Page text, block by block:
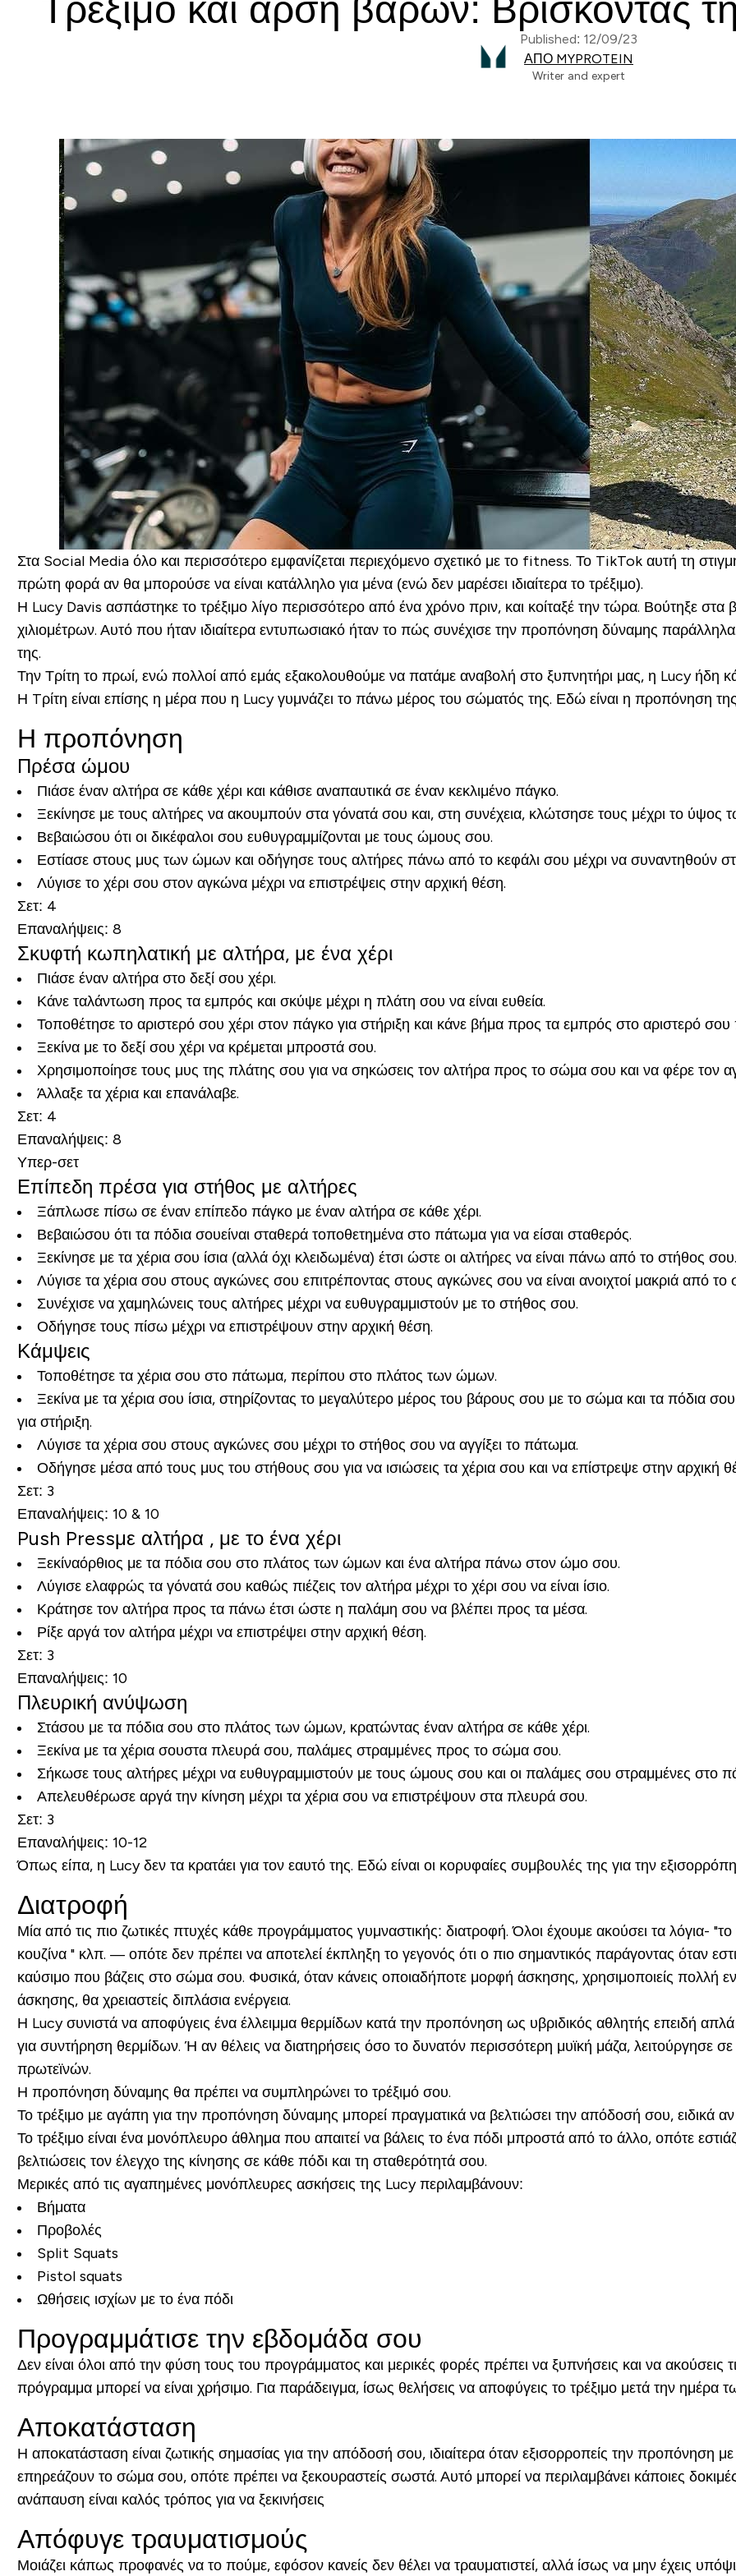
Τρέξιμο και άρση βαρών: Βρίσκοντας
Published: 12/09/23
ΑΠΌ MYPROTEIN
Writer and expert
Στα Social Media όλο και περισσότερο εμφανίζεται περιεχόμενο σχετικό με το fitness. Το TikTok αυτή τη
πρώτη φορά αν θα μπορούσε να είναι κατάλληλο για μένα (ενώ δεν μαρέσει ιδιαίτερα το τρέξιμο).
Η Lucy Davis ασπάστηκε το τρέξιμο λίγο περισσότερο από ένα χρόνο πριν, και κοίταξέ την τώρα. Βούτηξε
χιλιομέτρων. Αυτό που ήταν ιδιαίτερα εντυπωσιακό ήταν το πώς συνέχισε την προπόνηση δύναμης
της.
Την Τρίτη το πρωί, ενώ πολλοί από εμάς εξακολουθούμε να πατάμε αναβολή στο ξυπνητήρι μας, η Lucy ήδη
Η Tρίτη είναι επίσης η μέρα που η Lucy γυμνάζει το πάνω μέρος του σώματός της. Εδώ είναι η προπόνηση
Η προπόνηση
Πρέσα ώμου
Πιάσε έναν αλτήρα σε κάθε χέρι και κάθισε αναπαυτικά σε έναν κεκλιμένο πάγκο.
Ξεκίνησε με τους αλτήρες να ακουμπούν στα γόνατά σου και, στη συνέχεια, κλώτσησε τους μέχρι το
Βεβαιώσου ότι οι δικέφαλοι σου ευθυγραμμίζονται με τους ώμους σου.
Εστίασε στους μυς των ώμων και οδήγησε τους αλτήρες πάνω από το κεφάλι σου μέχρι να συναντηθούν
Λύγισε το χέρι σου στον αγκώνα μέχρι να επιστρέψεις στην αρχική θέση.
Σετ: 4
Επαναλήψεις: 8
Σκυφτή κωπηλατική με αλτήρα, με ένα χέρι
Πιάσε έναν αλτήρα στο δεξί σου χέρι.
Κάνε ταλάντωση προς τα εμπρός και σκύψε μέχρι η πλάτη σου να είναι ευθεία.
Τοποθέτησε το αριστερό σου χέρι στον πάγκο για στήριξη και κάνε βήμα προς τα εμπρός στο αριστερό σου
Ξεκίνα με το δεξί σου χέρι να κρέμεται μπροστά σου.
Χρησιμοποίησε τους μυς της πλάτης σου για να σηκώσεις τον αλτήρα προς το σώμα σου και να φέρε τον
Άλλαξε τα χέρια και επανάλαβε.
Σετ: 4
Επαναλήψεις: 8
Υπερ-σετ
Επίπεδη πρέσα για στήθος με αλτήρες
Ξάπλωσε πίσω σε έναν επίπεδο πάγκο με έναν αλτήρα σε κάθε χέρι.
Βεβαιώσου ότι τα πόδια σουείναι σταθερά τοποθετημένα στο πάτωμα για να είσαι σταθερός.
Ξεκίνησε με τα χέρια σου ίσια (αλλά όχι κλειδωμένα) έτσι ώστε οι αλτήρες να είναι πάνω από το στήθος σου.
Λύγισε τα χέρια σου στους αγκώνες σου επιτρέποντας στους αγκώνες σου να είναι ανοιχτοί μακριά από
Συνέχισε να χαμηλώνεις τους αλτήρες μέχρι να ευθυγραμμιστούν με το στήθος σου.
Οδήγησε τους πίσω μέχρι να επιστρέψουν στην αρχική θέση.
Κάμψεις
Τοποθέτησε τα χέρια σου στο πάτωμα, περίπου στο πλάτος των ώμων.
Ξεκίνα με τα χέρια σου ίσια, στηρίζοντας το μεγαλύτερο μέρος του βάρους σου με το σώμα και τα πόδια
για στήριξη.
Λύγισε τα χέρια σου στους αγκώνες σου μέχρι το στήθος σου να αγγίξει το πάτωμα.
Οδήγησε μέσα από τους μυς του στήθους σου για να ισιώσεις τα χέρια σου και να επίστρεψε στην αρχική
Σετ: 3
Επαναλήψεις: 10 & 10
Push Pressμε αλτήρα , με το ένα χέρι
Ξεκίναόρθιος με τα πόδια σου στο πλάτος των ώμων και ένα αλτήρα πάνω στον ώμο σου.
Λύγισε ελαφρώς τα γόνατά σου καθώς πιέζεις τον αλτήρα μέχρι το χέρι σου να είναι ίσιο.
Κράτησε τον αλτήρα προς τα πάνω έτσι ώστε η παλάμη σου να βλέπει προς τα μέσα.
Ρίξε αργά τον αλτήρα μέχρι να επιστρέψει στην αρχική θέση.
Σετ: 3
Επαναλήψεις: 10
Πλευρική ανύψωση
Στάσου με τα πόδια σου στο πλάτος των ώμων, κρατώντας έναν αλτήρα σε κάθε χέρι.
Ξεκίνα με τα χέρια σουστα πλευρά σου, παλάμες στραμμένες προς το σώμα σου.
Σήκωσε τους αλτήρες μέχρι να ευθυγραμμιστούν με τους ώμους σου και οι παλάμες σου στραμμένες στο
Απελευθέρωσε αργά την κίνηση μέχρι τα χέρια σου να επιστρέψουν στα πλευρά σου.
Σετ: 3
Επαναλήψεις: 10-12
Όπως είπα, η Lucyδεν τα κρατάει για τον εαυτό της. Εδώ είναι οι κορυφαίες συμβουλές της για την
Διατροφή
Μία από τις πιο ζωτικές πτυχές κάθε προγράμματος γυμναστικής: διατροφή. Όλοι έχουμε ακούσει τα λόγια- "το
κουζίνα " κλπ. — οπότε δεν πρέπει να αποτελεί έκπληξη το γεγονός ότι ο πιο σημαντικός παράγοντας όταν
καύσιμο που βάζεις στο σώμα σου. Φυσικά, όταν κάνεις οποιαδήποτε μορφή άσκησης, χρησιμοποιείς πολλή
άσκησης, θα χρειαστείς διπλάσια ενέργεια.
Η Lucy συνιστά να αποφύγεις ένα έλλειμμα θερμίδων κατά την προπόνηση ως υβριδικός αθλητής επειδή απλά
για συντήρηση θερμίδων. Ή αν θέλεις να διατηρήσεις όσο το δυνατόν περισσότερη μυϊκή μάζα,
πρωτεϊνών.
Η προπόνηση δύναμης θα πρέπει να συμπληρώνει το τρέξιμό σου.
Το τρέξιμο με αγάπη για την προπόνηση δύναμης μπορεί πραγματικά να βελτιώσει την απόδοσή σου, ειδικά
Το τρέξιμο είναι ένα μονόπλευρο άθλημα που απαιτεί να βάλεις το ένα πόδι μπροστά από το άλλο, οπότε
βελτιώσεις τον έλεγχο της κίνησης σε κάθε πόδι και τη σταθερότητά σου.
Μερικές από τις αγαπημένες μονόπλευρες ασκήσεις της Lucy περιλαμβάνουν:
Βήματα
Προβολές
Split Squats
Pistol squats
Ωθήσεις ισχίων με το ένα πόδι
Προγραμμάτισε την εβδομάδα σου
Δεν είναι όλοι από την φύση τους του προγράμματος και μερικές φορές πρέπει να ξυπνήσεις και να
πρόγραμμα μπορεί να είναι χρήσιμο. Για παράδειγμα, ίσως θελήσεις να αποφύγεις το τρέξιμο μετά την
Αποκατάσταση
Η αποκατάσταση είναι ζωτικής σημασίας για την απόδοσή σου, ιδιαίτερα όταν εξισορροπείς την προπόνηση
επηρεάζουν το σώμα σου, οπότε πρέπει να ξεκουραστείς σωστά. Αυτό μπορεί να περιλαμβάνει κάποιες
ανάπαυση είναι καλός τρόπος για να ξεκινήσεις
Απόφυγε τραυματισμούς
Μοιάζει κάπως προφανές να το πούμε, εφόσον κανείς δεν θέλει να τραυματιστεί, αλλά ίσως να μην έχεις